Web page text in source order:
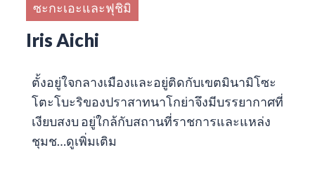
ซะกะเอะและฟุชิมิ
Iris Aichi
ตั้งอยู่ใจกลางเมืองและอยู่ติดกับเขตมินามิโซะ
โตะโบะริของปราสาทนาโกย่าจึงมีบรรยากาศที่
เงียบสงบ อยู่ใกล้กับสถานที่ราชการและแหล่ง
ชุมช…ดูเพิ่มเติม